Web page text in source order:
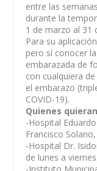
entre las
durante la
1 de marzo al 31
Para su
pero sí conocer
embarazada de
con cualquiera
el embarazo
COVID-19).
Quienes
-Hospital
Francisco
-Hospital Dr.
de lunes a